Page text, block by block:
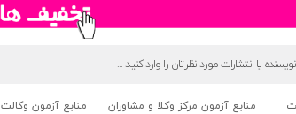
منابع آزمون مرکز وکلا و مشاوران منابع آزمون وکالت